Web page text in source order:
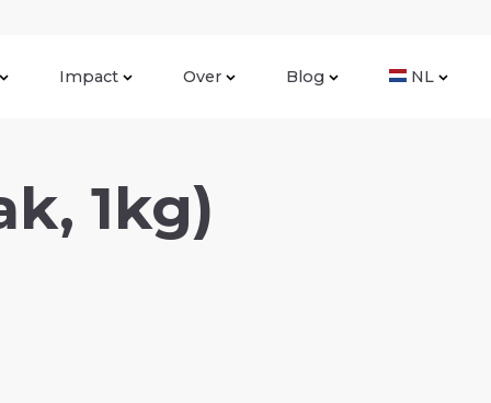
Impact Over Blog NL
1kg)